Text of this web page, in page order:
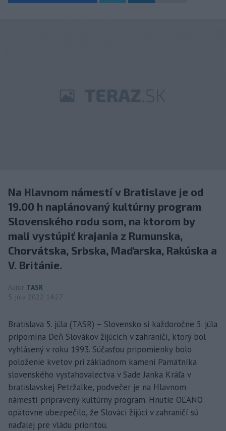
Na Hlavnom námestí v Bratislave je od
19.00 h naplánovaný kultúrny program
Slovenského rodu som, na ktorom by
mali vystúpiť krajania z Rumunska,
Chorvátska, Srbska, Maďarska, Rakúska a
V. Británie.
Autor TASR
5. júla 2022 14:27
Bratislava 5. júla (TASR) – Slovensko si každoročne 5. júla
pripomína Deň Slovákov žijúcich v zahraničí, ktorý bol
vyhlásený v roku 1993. Súčasťou pripomienky bolo
položenie kvetov pri základnom kameni Pamätníka
slovenského vysťahovalectva v Sade Janka Kráľa v
bratislavskej Petržalke, podvečer je na Hlavnom
námestí pripravený kultúrny program. Hnutie OĽANO
opätovne ubezpečilo, že Slováci žijúci v zahraničí sú
naďalej pre vládu prioritou.